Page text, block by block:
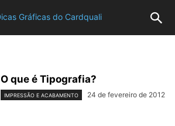
O que é Tipografia?
IMPRESSÃO E ACABAMENTO 24 de fevereiro de 2012